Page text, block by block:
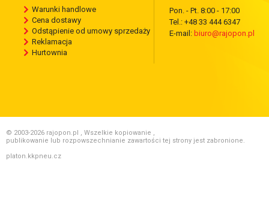
Warunki handlowe
Cena dostawy
Odstąpienie od umowy sprzedaży
Reklamacja
Hurtownia
Pon. - Pt. 8:00 - 17:00
Tel.: +48 33 444 6347
E-mail: biuro@rajopon.pl
© 2003-2026 rajopon.pl , Wszelkie kopiowanie ,
publikowanie lub rozpowszechnianie zawartości tej strony jest zabronione.
platon.kkpneu.cz